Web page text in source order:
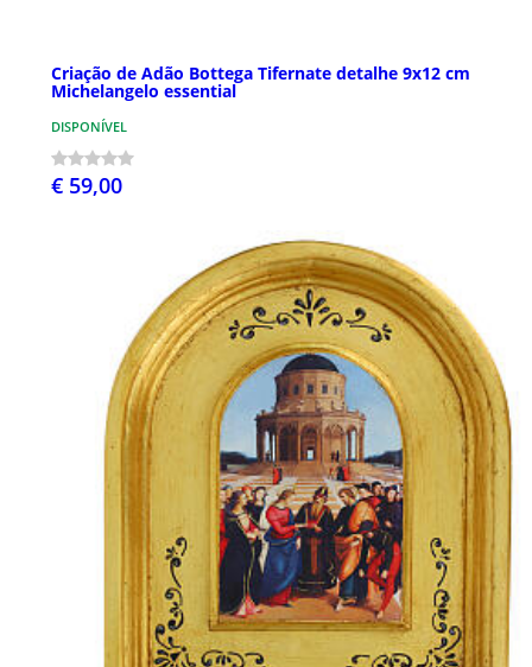
Criação de Adão Bottega Tifernate detalhe 9x12 cm
Michelangelo essential
DISPONÍVEL
€ 59,00